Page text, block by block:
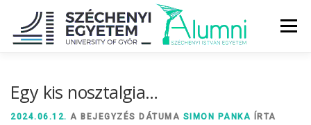
tartalomhoz
Menü
Egy kis nosztalgia…
2024.06.12. A BEJEGYZÉS DÁTUMA SIMON PANKA ÍRTA